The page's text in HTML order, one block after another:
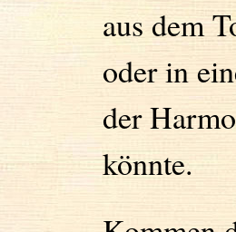
aus dem
oder in
der
könnte.